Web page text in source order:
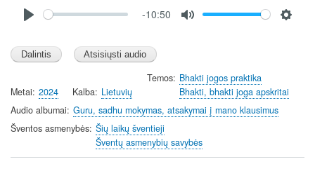
l
a
-10:50
e
i
Metai 2024 Kalba Lietuvių
Temos Bhakti jogos praktika
Bhakti, bhakti joga apskritai
Audio albumai Guru, sadhu mokymas, atsakymai į mano klausimus
Šventos asmenybės Šių laikų šventieji
Šventų asmenybių savybės